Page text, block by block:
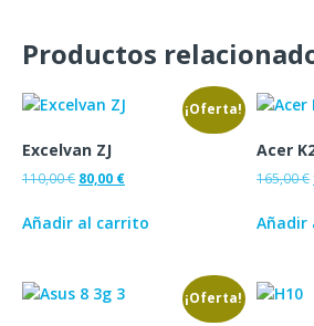
Productos
¡Oferta!
Excelvan ZJ
110,00€ 80,00 €
Añadir al carrito
Acer
165,00€
Añadir
¡Oferta!